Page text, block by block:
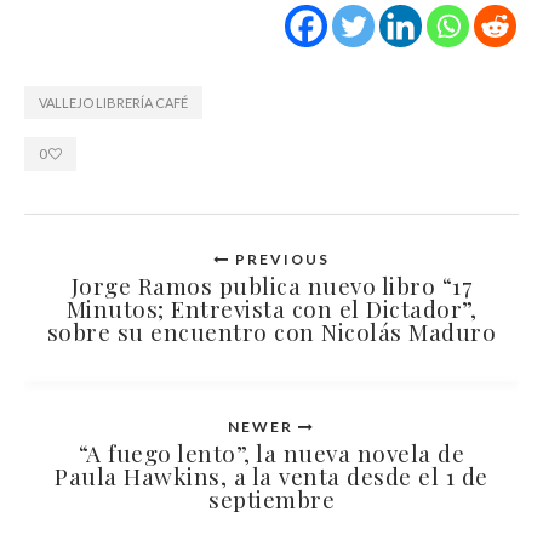
VALLEJO LIBRERÍA CAFÉ
0
PREVIOUS
Jorge Ramos publica nuevo libro “17
Minutos; Entrevista con el Dictador”,
sobre su encuentro con Nicolás Maduro
NEWER
“A fuego lento”, la nueva novela de
Paula Hawkins, a la venta desde el 1 de
septiembre